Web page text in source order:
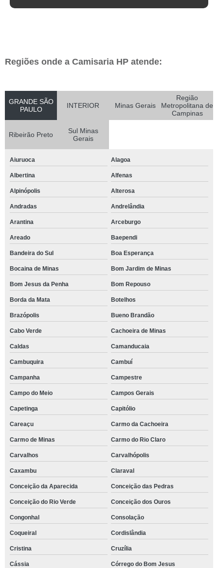
Regiões onde a Camisaria HP atende:
GRANDE SÃO
PAULO
INTERIOR Minas Gerais
Região
Metropolitana de
Campinas
Ribeirão Preto
Sul Minas
Gerais
Aiuruoca Alagoa
Albertina Alfenas
Alpinópolis Alterosa
Andradas Andrelândia
Arantina Arceburgo
Areado Baependi
Bandeira do Sul Boa Esperança
Bocaina de Minas Bom Jardim de Minas
Bom Jesus da Penha Bom Repouso
Borda da Mata Botelhos
Brazópolis Bueno Brandão
Cabo Verde Cachoeira de Minas
Caldas Camanducaia
Cambuquira Cambuí
Campanha Campestre
Campo do Meio Campos Gerais
Capetinga Capitólio
Careaçu Carmo da Cachoeira
Carmo de Minas Carmo do Rio Claro
Carvalhos Carvalhópolis
Caxambu Claraval
Conceição da Aparecida Conceição das Pedras
Conceição do Rio Verde Conceição dos Ouros
Congonhal Consolação
Coqueiral Cordislândia
Cristina Cruzília
Cássia Córrego do Bom Jesus